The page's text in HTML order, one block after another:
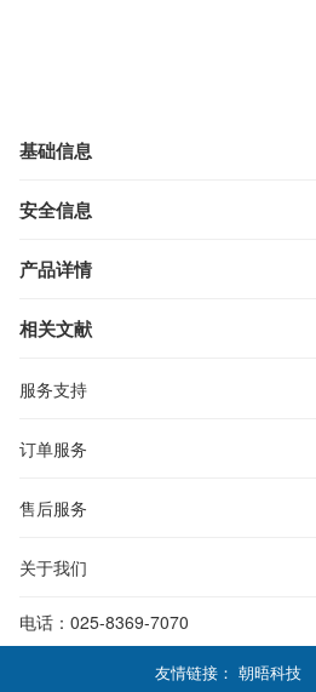
基础信息
安全信息
产品详情
相关文献
服务支持
订单服务
售后服务
关于我们
电话： 025-8369-7070
友情链接： 朝晤科技